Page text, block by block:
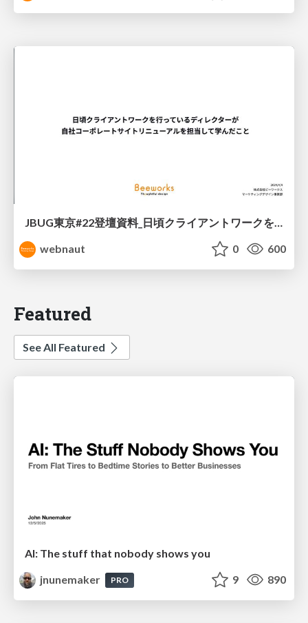
JBUG東京#22登壇資料_日頃クライアントワークを行っているディレクターが自社コーポレートサイトリニューアルを担当して学んだこと
webnaut
0 600
Featured
See All Featured
AI: The stuff that nobody shows you
jnunemaker
PRO 9 890